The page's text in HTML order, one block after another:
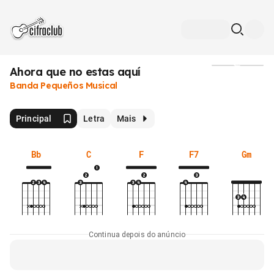
Ahora que no estas aquí
Banda Pequeños Musical
Principal Letra Mais
Bb C F F7 Gm
Continua depois do anúncio